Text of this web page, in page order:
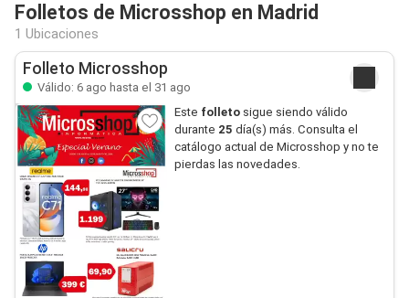
Folletos de Microsshop en Madrid
1 Ubicaciones
Folleto Microsshop
Válido: 6 ago hasta el 31 ago
Este folletosigue siendo válido
durante 25 día(s) más. Consulta el
catálogo actual de Microsshop y no te
pierdas las novedades.